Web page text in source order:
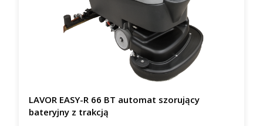
LAVOR EASY-R 66 BT automat szorujący
bateryjny z trakcją